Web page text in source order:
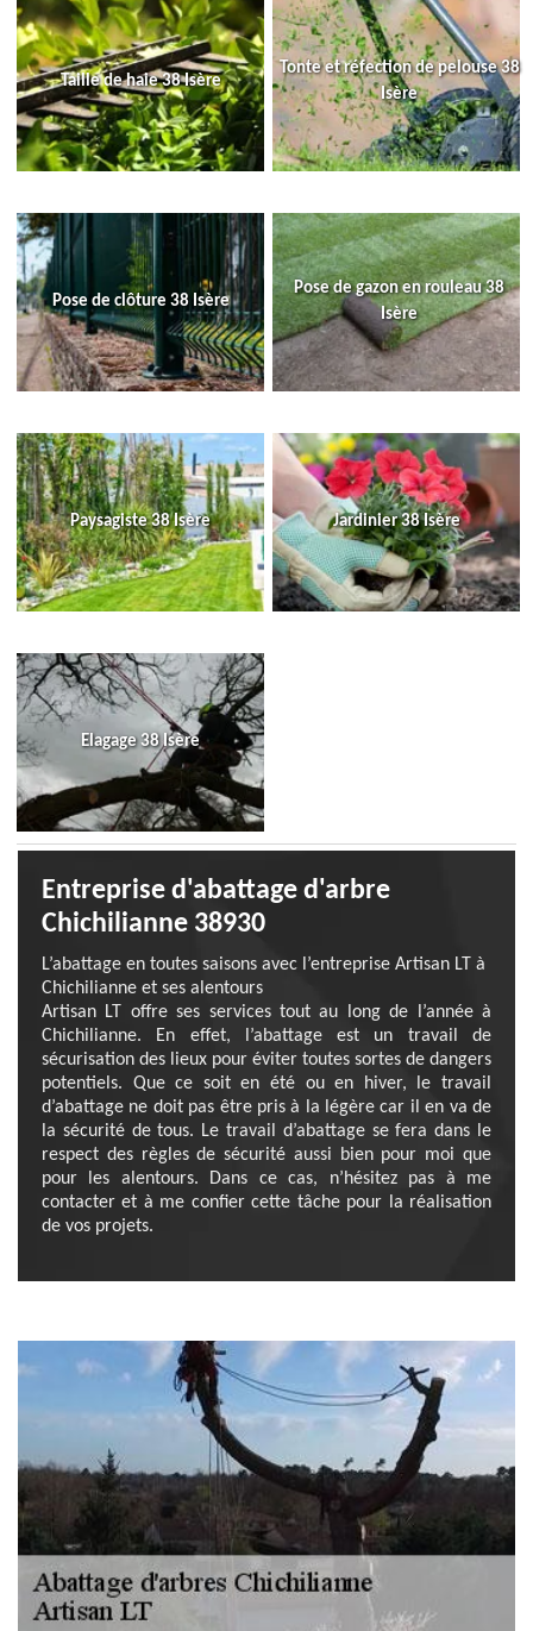
Taille de haie 38 Isère
Tonte et réfection de pelouse 38
Isère
Pose de clôture 38 Isère
Pose de gazon en rouleau 38
Isère
Paysagiste 38 Isère Jardinier 38 Isère
Elagage 38 Isère
Entreprise d'abattage d'arbre
Chichilianne 38930
L’abattage en toutes saisons avec l’entreprise Artisan LT à
Chichilianne et ses alentours
Artisan LT offre ses services tout au long de l’année à
Chichilianne. En effet, l’abattage est un travail de
sécurisation des lieux pour éviter toutes sortes de dangers
potentiels. Que ce soit en été ou en hiver, le travail
d’abattage ne doit pas être pris à la légère car il en va de
la sécurité de tous. Le travail d’abattage se fera dans le
respect des règles de sécurité aussi bien pour moi que
pour les alentours. Dans ce cas, n’hésitez pas à me
contacter et à me confier cette tâche pour la réalisation
de vos projets.